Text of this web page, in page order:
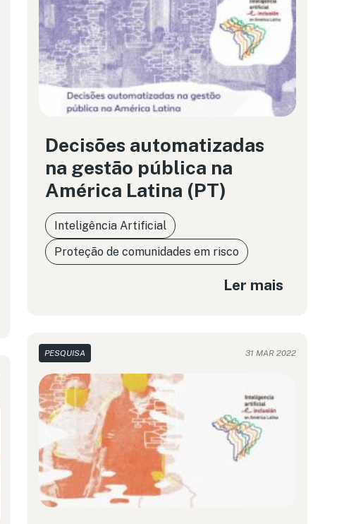
Decisões automatizadas
na gestão pública na
América Latina (PT)
Inteligência Artificial
Proteção de comunidades em risco
Ler mais
PESQUISA 31 MAR 2022